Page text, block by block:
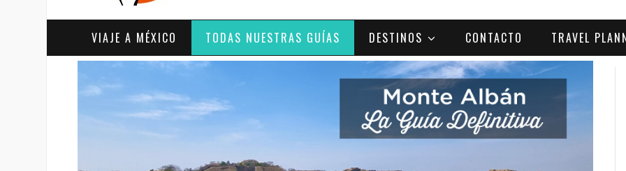
VIAJE A MÉXICO TODAS NUESTRAS GUÍAS DESTINOS CONTACTO TRAVEL